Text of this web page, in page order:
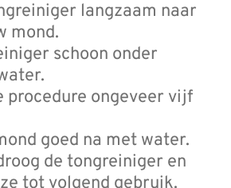
langzaam naar
mond.
schoon onder
procedure ongeveer vijf
goed na met water.
de tongreiniger en